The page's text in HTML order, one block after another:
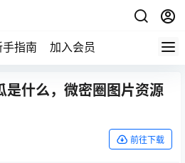
手指南 加入会员
是什么，微密圈图片资源
前往下载